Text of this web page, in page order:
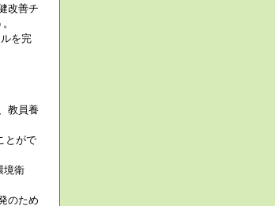
改善チ
を完
教員養
とがで
境衛
のため